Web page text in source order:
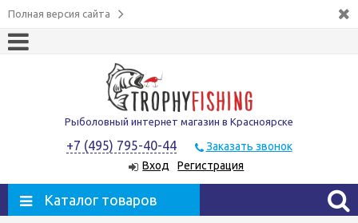
Полная версия сайта
Рыболовный интернет магазин в Красноярске
+7 (495) 795-40-44
Заказать звонок
Вход
Регистрация
Каталог товаров